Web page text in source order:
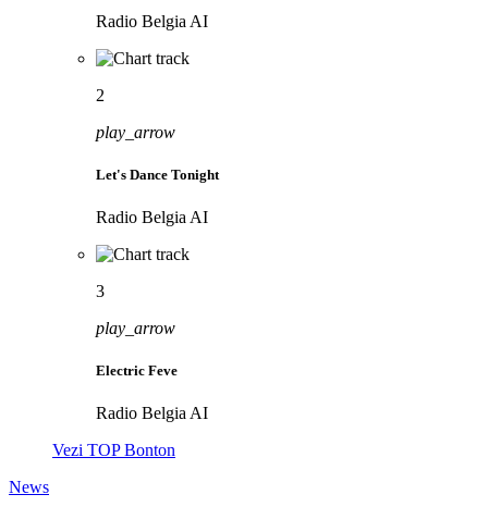
Radio Belgia AI
2
play_arrow
Let's Dance Tonight
Radio Belgia AI
3
play_arrow
Electric Feve
Radio Belgia AI
Vezi TOP Bonton
News